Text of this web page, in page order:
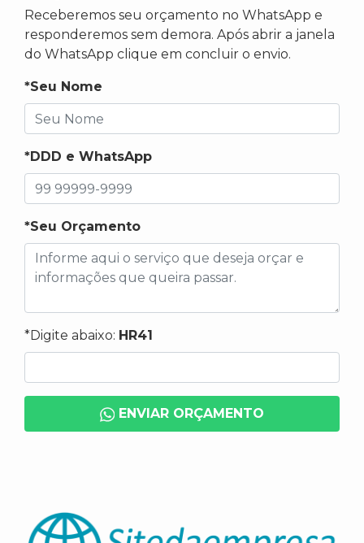
Receberemos seu orçamento no WhatsApp e
responderemos sem demora. Após abrir a janela
do WhatsApp clique em concluir o envio.
*Seu Nome
*DDD e WhatsApp
*Seu Orçamento
*Digite abaixo: HR41
ENVIAR ORÇAMENTO